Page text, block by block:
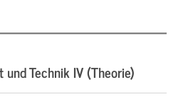
Technik IV (Theorie)